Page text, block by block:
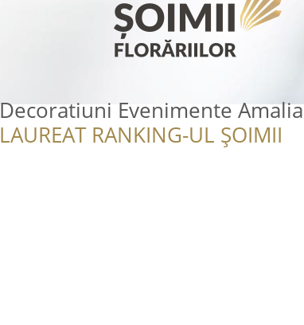
Decoratiuni Evenimente Amalia
LAUREAT RANKING-UL ȘOIMII